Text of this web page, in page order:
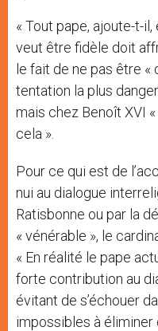
« Tout pape, ajoute-t-
veut être fidèle doit
le fait de ne pas être «
tentation la plus
mais chez Benoît XVI «
cela ».
Pour ce qui est de
nui au dialogue
Ratisbonne ou par la
« vénérable », le
« En réalité le pape
forte contribution au
évitant de s’échouer
impossibles à éliminer